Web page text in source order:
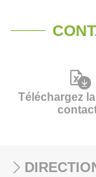
Téléchargez